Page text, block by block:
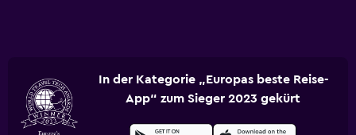
In der Kategorie „Europas beste Reise-
App“ zum Sieger 2023 gekürt